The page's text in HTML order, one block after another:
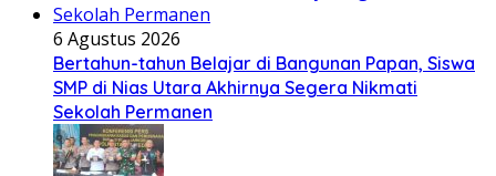
6 Agustus 2026
Bertahun-tahun Belajar di Bangunan Papan, Siswa
SMP di Nias Utara Akhirnya Segera Nikmati
Sekolah Permanen